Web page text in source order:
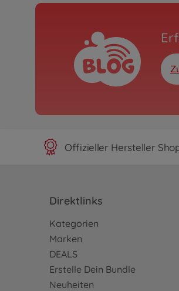
Offizieller Hersteller
Direktlinks
Kategorien
Marken
DEALS
Erstelle Dein Bundle
Neuheiten